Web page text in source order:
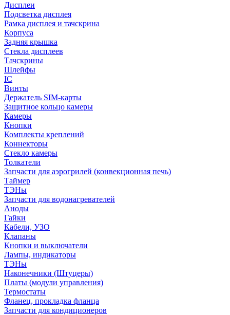
Дисплеи
Подсветка дисплея
Рамка дисплея и тачскрина
Корпуса
Задняя крышка
Стекла дисплеев
Тачскрины
Шлейфы
IC
Винты
Держатель SIM-карты
Защитное кольцо камеры
Камеры
Кнопки
Комплекты креплений
Коннекторы
Стекло камеры
Толкатели
Запчасти для аэрогрилей (конвекционная печь)
Таймер
ТЭНы
Запчасти для водонагревателей
Аноды
Гайки
Кабели, УЗО
Клапаны
Кнопки и выключатели
Лампы, индикаторы
ТЭНы
Наконечники (Штуцеры)
Платы (модули управления)
Термостаты
Фланец, прокладка фланца
Запчасти для кондиционеров